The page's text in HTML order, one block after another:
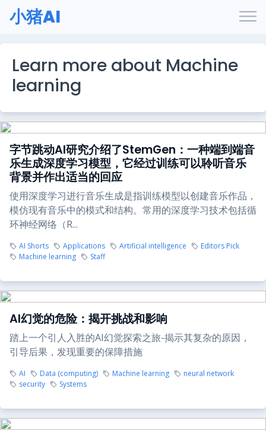
小猪AI
Learn more about Machine
learning
字节跳动AI研究介绍了StemGen：一种端到端音
乐生成深度学习模型，它经过训练可以聆听音乐
背景并作出适当的回应
使用深度学习进行音乐生成是指训练模型以创建音乐作品，
模仿现有音乐中的模式和结构。常用的深度学习技术包括循
环神经网络（R...
AI Shorts Applications Artificial intelligence
Editors Pick
Machine learning
Staff
AI幻觉的危险：揭开挑战和影响
踏上一个引人入胜的AI幻觉探索之旅-揭示其复杂的原因，
引导后果，发现重要的保障措施
AI Data (computing) Machine learning
neural network
security
Systems